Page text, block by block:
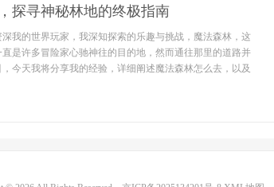
探寻神秘林地的终极指南
我的世界玩家，我深知探索的乐趣与挑战，魔法森林，这
是许多冒险家心驰神往的目的地，然而通往那里的道路并
今天我将分享我的经验，详细阐述魔法森林怎么去，以及